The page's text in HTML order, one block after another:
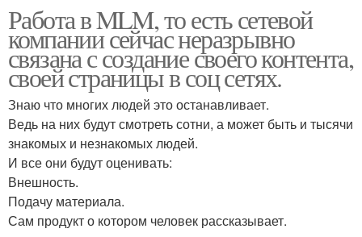
Работа в MLM, то есть сетевой
компании сейчас неразрывно
связана с создание своего контента,
своей страницы в соц сетях.
Знаю что многих людей это останавливает.
Ведь на них будут смотреть сотни, а может быть и тысячи
знакомых и незнакомых людей.
И все они будут оценивать:
Внешность.
Подачу материала.
Сам продукт о котором человек рассказывает.